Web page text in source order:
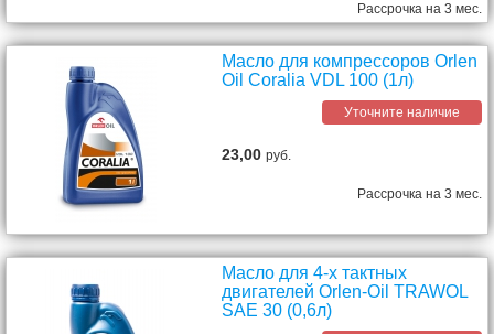
Рассрочка на 3 мес.
Масло для компрессоров Orlen
Oil Coralia VDL 100 (1л)
Уточните наличие
23,00руб.
Рассрочка на 3 мес.
Масло для 4-х тактных
двигателей Orlen-Oil TRAWOL
SAE 30 (0,6л)